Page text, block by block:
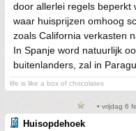
door allerlei regels beperkt
waar huisprijzen omhoog
zoals California verkasten
In Spanje word natuurlijk
buitenlanders, zal in
life is like a box of chocolates
• vrijdag 6
Huisopdehoek